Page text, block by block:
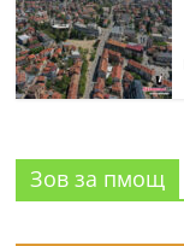
Зов за пмощ